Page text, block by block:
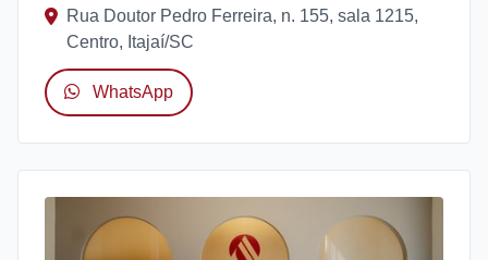
Rua Doutor Pedro Ferreira, n. 155, sala 1215,
Centro, Itajaí/SC
WhatsApp